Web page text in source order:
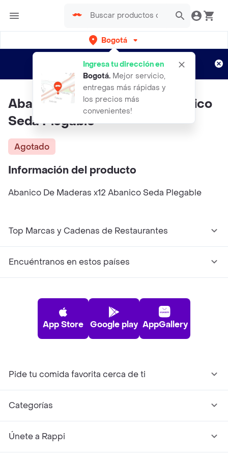
Bogotá
Ingresa tu dirección en
Bogotá. Mejor servicio,
entregas más rápidas y
los precios más
convenientes!
envíos gratis por semanas
Aplican TyC
Abanico De Maderas X12 Abanico
Seda Plegable
Agotado
Información del producto
Abanico De Maderas x12 Abanico Seda Plegable
Top Marcas y Cadenas de Restaurantes
Encuéntranos en estos países
App Store Google play AppGallery
Pide tu comida favorita cerca de ti
Categorías
Únete a Rappi